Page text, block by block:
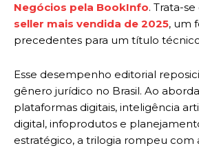
Negócios pela BookInfo. Trata-se
seller mais vendida de 2025, um
precedentes para um título
Esse desempenho editorial
gênero jurídico no Brasil. Ao
plataformas digitais, inteligência
digital, infoprodutos e
estratégico, a trilogia rompeu com